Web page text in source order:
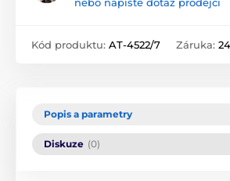
Kód produktu: AT-4522/7 Záruka:
Popis a parametry
Diskuze (0)